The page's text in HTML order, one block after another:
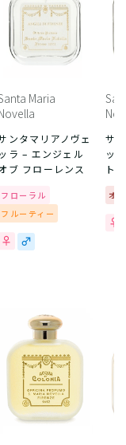
Maria
ンタマリアノヴェ
ッラ – エンジェル
ブ フローレンス
フローラル
フルーティー
サ
ッ
ト
オ